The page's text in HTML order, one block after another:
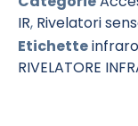
IR, Rivelatori
Etichette
RIVELATORE